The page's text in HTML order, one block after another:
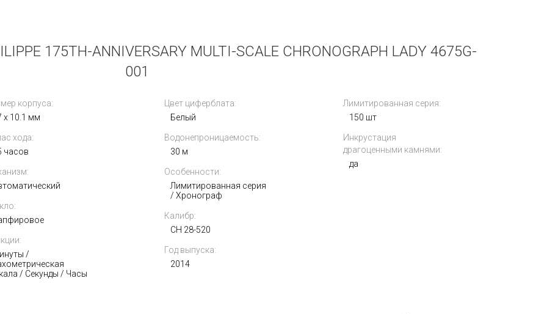
175TH-ANNIVERSARY MULTI-SCALE CHRONOGRAPH LADY 4675G-
001
корпуса:
x 10.1 мм
хода:
часов
/
/ Секунды / Часы
Цвет циферблата:
Белый
Водонепроницаемость:
30 м
Особенности:
Лимитированная серия
/ Хронограф
Калибр:
CH 28-520
Год выпуска:
2014
Лимитированная серия:
150 шт
Инкрустация
драгоценными камнями:
да